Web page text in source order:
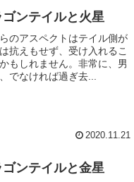
ンテイルと火星
のアスペクトはテイル側が
抗えもせず、受け入れるこ
もしれません。非常に、男
でなければ過ぎ去...
2020.11.21
ンテイルと金星